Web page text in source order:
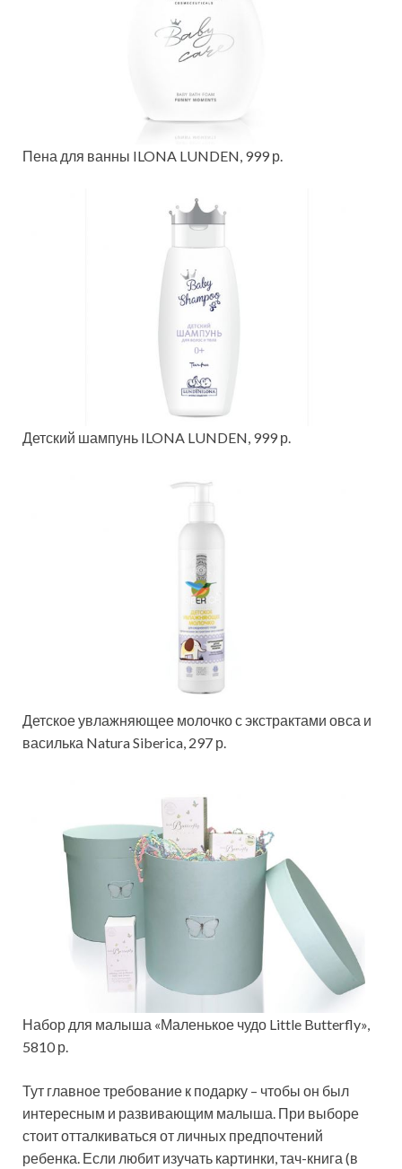
Пена для ванны ILONA LUNDEN, 999 р.
Детский шампунь ILONA LUNDEN, 999 р.
Детское увлажняющее молочко с экстрактами овса и
василька Natura Siberica, 297 р.
Набор для малыша «Маленькое чудо Little Butterfly»,
5810 р.
Тут главное требование к подарку – чтобы он был
интересным и развивающим малыша. При выборе
стоит отталкиваться от личных предпочтений
ребенка. Если любит изучать картинки, тач-книга (в